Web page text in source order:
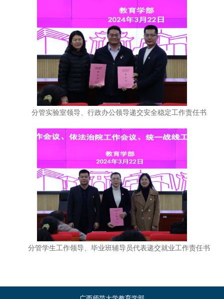
分管实验室领导、行政办公领导递交安全稳定工作责任书
分管学生工作领导、毕业班辅导员代表递交就业工作责任书